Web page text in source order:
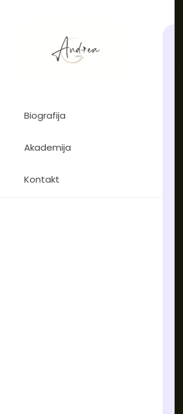
Biografija
Akademija
Kontakt